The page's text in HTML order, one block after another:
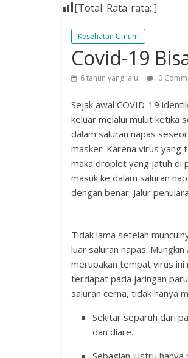
[Total: Rata-rata: ]
Kesehatan Umum
Covid-19
6 tahun yang lalu 0
Sejak awal COVID-19
keluar melalui mulut ketika
dalam saluran napas
masker. Karena virus
maka droplet yang jatuh di
masuk ke dalam saluran
dengan benar. Jalur
Tidak lama setelah
luar saluran napas.
merupakan tempat virus ini
terdapat pada jaringan
saluran cerna, tidak hanya
Sekitar separuh dari
dan diare.
Sebagian justru hanya